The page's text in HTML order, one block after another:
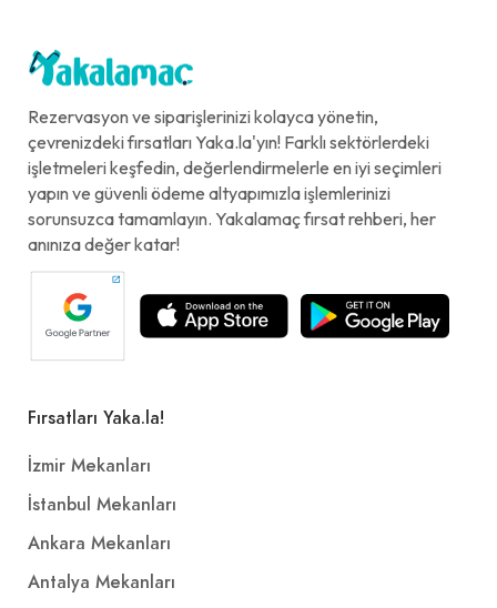
Rezervasyon ve siparişlerinizi kolayca yönetin,
çevrenizdeki fırsatları Yaka.la'yın! Farklı sektörlerdeki
işletmeleri keşfedin, değerlendirmelerle en iyi seçimleri
yapın ve güvenli ödeme altyapımızla işlemlerinizi
sorunsuzca tamamlayın. Yakalamaç fırsat rehberi, her
anınıza değer katar!
Fırsatları Yaka.la!
İzmir Mekanları
İstanbul Mekanları
Ankara Mekanları
Antalya Mekanları